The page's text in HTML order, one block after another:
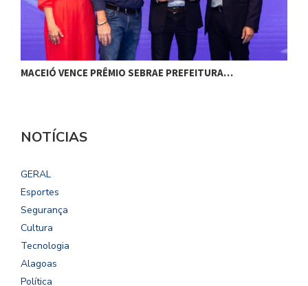
MACEIÓ VENCE PRÊMIO SEBRAE PREFEITURA…
NOTÍCIAS
GERAL
Esportes
Segurança
Cultura
Tecnologia
Alagoas
Política